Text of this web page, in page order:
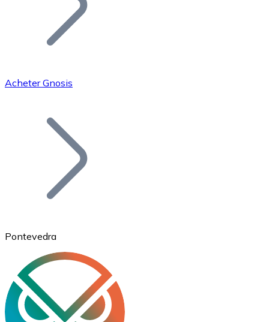
Bitcoin
Ethereum
ETH
Acheter Gnosis
Pontevedra